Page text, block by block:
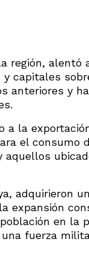
región, alentó
y capitales
anteriores y
a la
el consumo
aquellos
adquirieron
expansión
en la
fuerza